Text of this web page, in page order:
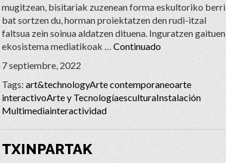
mugitzean, bisitariak zuzenean forma eskultoriko berri
bat sortzen du, horman proiektatzen den rudi-itzal
faltsua zein soinua aldatzen dituena. Inguratzen gaituen
ekosistema mediatikoak … Continuado
7 septiembre, 2022
Tags: art&technologyArte contemporaneoarte
interactivoArte y TecnologíaesculturaInstalación
Multimediainteractividad
TXINPARTAK